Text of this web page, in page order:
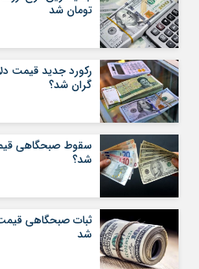
آپارات
رمز عبور
مرا به خاطر بسپار
تومان شد
رکورد جدید قیمت
گران شد؟
سقوط صبحگاهی
شد؟
شد